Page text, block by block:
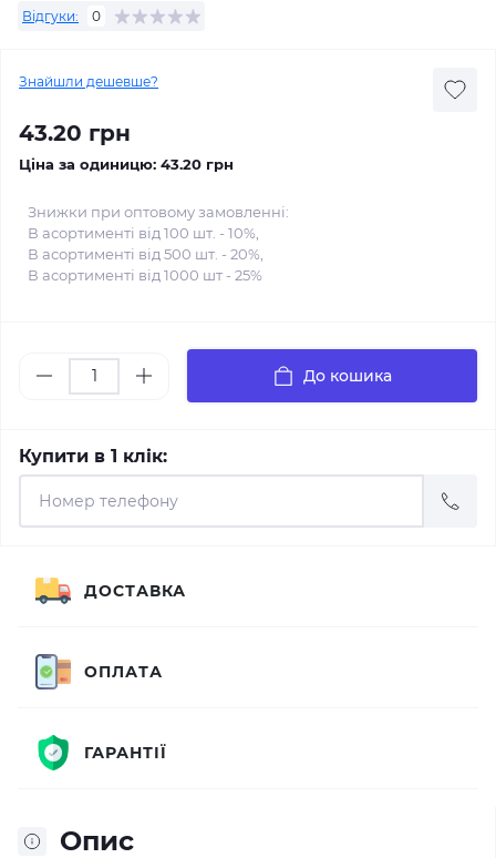
Відгуки: 0
Знайшли дешевше?
43.20 грн
Ціна за одиницю: 43.20 грн
Знижки при оптовому замовленні:
В асортименті від 100 шт. - 10%,
В асортименті від 500 шт. - 20%,
В асортименті від 1000 шт - 25%
До кошика
Купити в 1 клік:
Опис
ДОСТАВКА
ОПЛАТА
ГАРАНТІЇ